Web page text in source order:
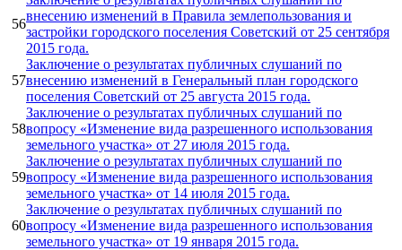
56
внесению изменений в Правила землепользования и
застройки городского поселения Советский от 25 сентября
2015 года.
57
Заключение о результатах публичных слушаний по
внесению изменений в Генеральный план городского
поселения Советский от 25 августа 2015 года.
58
Заключение о результатах публичных слушаний по
вопросу «Изменение вида разрешенного использования
земельного участка» от 27 июля 2015 года.
59
Заключение о результатах публичных слушаний по
вопросу «Изменение вида разрешенного использования
земельного участка» от 14 июля 2015 года.
60
Заключение о результатах публичных слушаний по
вопросу «Изменение вида разрешенного использования
земельного участка» от 19 января 2015 года.